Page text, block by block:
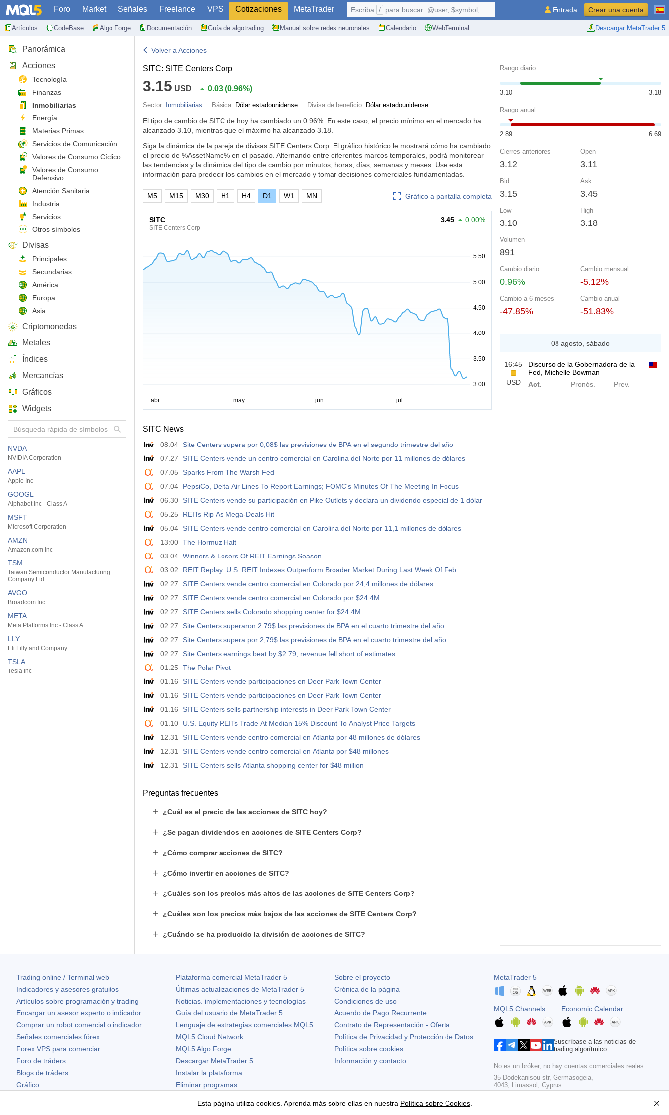
Foro Market Señales Freelance VPS Cotizaciones MetaTrader
Artículos CodeBase Algo Forge Documentación Guía de algotrading Manual sobre redes neuronales Calendario WebTerminal Descargar MetaTrader 5
Escriba / para buscar: @user, $symbol, ... Entrada Crear una cuenta
Panorámica
Acciones
Tecnología
Finanzas
Inmobiliarias
Energía
Materias Primas
Servicios de Comunicación
Valores de Consumo Cíclico
Valores de Consumo
Defensivo
Atención Sanitaria
Industria
Servicios
Otros símbolos
Divisas
Principales
Secundarias
América
Europa
Asia
Criptomonedas
Metales
Índices
Mercancías
Gráficos
Widgets
NVDA
NVIDIA Corporation
AAPL
Apple Inc
GOOGL
Alphabet Inc - Class A
MSFT
Microsoft Corporation
AMZN
Amazon.com Inc
TSM
Taiwan Semiconductor Manufacturing
Company Ltd
AVGO
Broadcom Inc
META
Meta Platforms Inc - Class A
LLY
Eli Lilly and Company
TSLA
Tesla Inc
Volver a Acciones
SITC: SITE Centers Corp
3.15 USD 0.03 (0.96%)
Sector: Inmobiliarias Básica: Dólar estadounidense Divisa de beneficio: Dólar estadounidense
El tipo de cambio de SITC de hoy ha cambiado un 0.96% . En este caso, el precio mínimo en el mercado ha
alcanzado 3.10, mientras que el máximo ha alcanzado 3.18.
Siga la dinámica de la pareja de divisas SITE Centers Corp. El gráfico histórico le mostrará cómo ha cambiado
el precio de %AssetName% en el pasado. Alternando entre diferentes marcos temporales, podrá monitorear
las tendencias y la dinámica del tipo de cambio por minutos, horas, días, semanas y meses. Use esta
información para predecir los cambios en el mercado y tomar decisiones comerciales fundamentadas.
Gráfico a pantalla completa
M5 M15 M30 H1 H4 D1 W1 MN
SITC
SITE Centers Corp
3.45 0.00%
SITC News
08.04
Site Centers supera por 0,08$ las previsiones de BPA en el segundo trimestre del año
07.27
SITE Centers vende un centro comercial en Carolina del Norte por 11 millones de dólares
07.05
Sparks From The Warsh Fed
07.04
PepsiCo, Delta Air Lines To Report Earnings; FOMC's Minutes Of The Meeting In Focus
06.30
SITE Centers vende su participación en Pike Outlets y declara un dividendo especial de 1 dólar
05.25
REITs Rip As Mega-Deals Hit
05.04
SITE Centers vende centro comercial en Carolina del Norte por 11,1 millones de dólares
13:00 The Hormuz Halt
03.04 Winners & Losers Of REIT Earnings Season
03.02
REIT Replay: U.S. REIT Indexes Outperform Broader Market During Last Week Of Feb.
02.27
SITE Centers vende centro comercial en Colorado por 24,4 millones de dólares
02.27
SITE Centers vende centro comercial en Colorado por $24.4M
02.27
SITE Centers sells Colorado shopping center for $24.4M
02.27
Site Centers superaron 2.79$ las previsiones de BPA en el cuarto trimestre del año
02.27
Site Centers supera por 2,79$ las previsiones de BPA en el cuarto trimestre del año
02.27
Site Centers earnings beat by $2.79, revenue fell short of estimates
01.25
The Polar Pivot
01.16
SITE Centers vende participaciones en Deer Park Town Center
01.16
SITE Centers vende participaciones en Deer Park Town Center
01.16
SITE Centers sells partnership interests in Deer Park Town Center
01.10
U.S. Equity REITs Trade At Median 15% Discount To Analyst Price Targets
12.31
SITE Centers vende centro comercial en Atlanta por 48 millones de dólares
12.31
SITE Centers vende centro comercial en Atlanta por $48 millones
12.31
SITE Centers sells Atlanta shopping center for $48 million
Preguntas frecuentes
¿Cuál es el precio de las acciones de SITC hoy?
¿Se pagan dividendos en acciones de SITE Centers Corp?
¿Cómo comprar acciones de SITC?
¿Cómo invertir en acciones de SITC?
¿Cuáles son los precios más altos de las acciones de SITE Centers Corp?
¿Cuáles son los precios más bajos de las acciones de SITE Centers Corp?
¿Cuándo se ha producido la división de acciones de SITC?
Rango diario
3.10 3.18
Rango anual
2.89 6.69
Cierres anteriores
3.12
Open
3.11
Bid
3.15
Ask
3.45
Low
3.10
High
3.18
Volumen
891
Cambio diario
0.96%
Cambio mensual
-5.12%
Cambio a 6 meses
-47.85%
Cambio anual
-51.83%
08 agosto, sábado
16:45
USD
Discurso de la Gobernadora de la
Fed, Michelle Bowman
Act.
Pronós. Prev.
Trading online / Terminal web
Indicadores y asesores gratuitos
Artículos sobre programación y trading
Encargar un asesor experto o indicador
Comprar un robot comercial o indicador
Señales comerciales fórex
Forex VPS para comerciar
Foro de tráders
Blogs de tráders
Gráfico
Plataforma comercial MetaTrader 5
Últimas actualizaciones de MetaTrader 5
Noticias, implementaciones y tecnologías
Guía del usuario de MetaTrader 5
Lenguaje de estrategias comerciales MQL5
MQL5 Cloud Network
MQL5 Algo Forge
Descargar MetaTrader 5
Instalar la plataforma
Eliminar programas
Sobre el proyecto
Crónica de la página
Condiciones de uso
Acuerdo de Pago Recurrente
Contrato de Representación - Oferta
Política de Privacidad y Protección de Datos
Política sobre cookies
Información y contacto
MetaTrader 5
MQL5 Channels Economic Calendar
Suscríbase a las noticias de
trading algorítmico
No es un bróker, no hay cuentas comerciales reales
35 Dodekanisou str, Germasogeia,
4043, Limassol, Cyprus
Esta página utiliza cookies. Aprenda más sobre ellas en nuestra Política sobre Cookies.